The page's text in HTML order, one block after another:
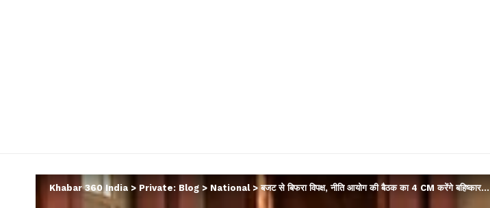
Khabar 360 India > Private: Blog > National>बजट से बिफरा विपक्ष, नीति आयोग की बैठक का 4 CM करेंगे बहिष्कार…